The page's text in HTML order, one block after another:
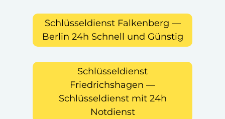
Schlüsseldienst Falkenberg —
Berlin 24h Schnell und Günstig
Schlüsseldienst
Friedrichshagen —
Schlüsseldienst mit 24h
Notdienst